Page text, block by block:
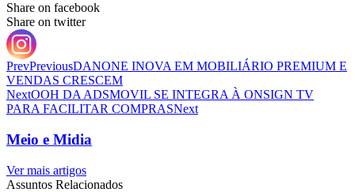
Share on facebook
Share on twitter
PrevPreviousDANONE INOVA EM MOBILIÁRIO PREMIUM E
VENDAS CRESCEM
NextOOH DA ADSMOVIL SE INTEGRA À ONSIGN TV
PARA FACILITAR COMPRASNext
Meio e Midia
Ver mais artigos
Assuntos Relacionados